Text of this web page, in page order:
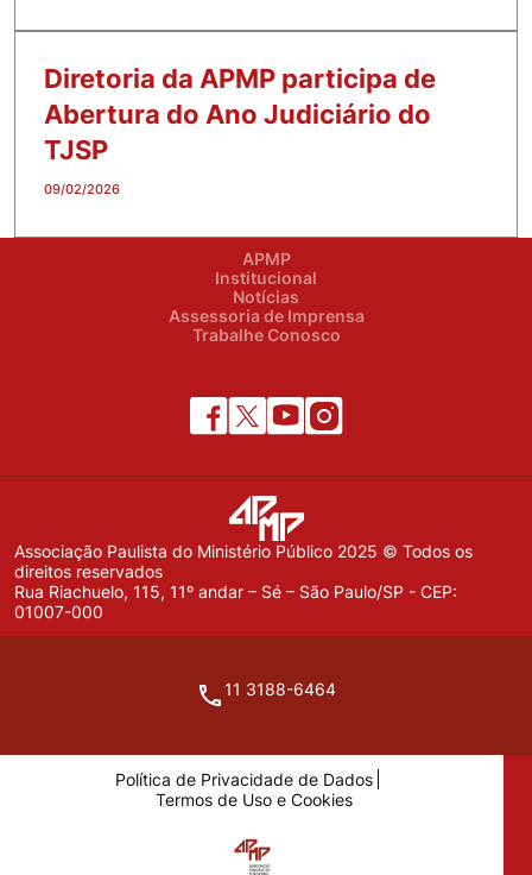
Diretoria da APMP participa de
Abertura do Ano Judiciário do
TJSP
09/02/2026
APMP
Institucional
Notícias
Assessoria de Imprensa
Trabalhe Conosco
Associação Paulista do Ministério Público 2025 © Todos os
direitos reservados
Rua Riachuelo, 115, 11º andar – Sé – São Paulo/SP - CEP:
01007-000
11 3188-6464
Política de Privacidade de Dados
Termos de Uso e Cookies